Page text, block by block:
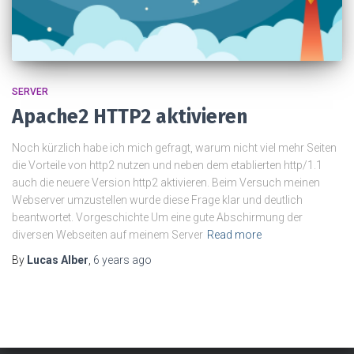
SERVER
Apache2 HTTP2 aktivieren
Noch kürzlich habe ich mich gefragt, warum nicht viel mehr Seiten
die Vorteile von http2 nutzen und neben dem etablierten http/1.1
auch die neuere Version http2 aktivieren. Beim Versuch meinen
Webserver umzustellen wurde diese Frage klar und deutlich
beantwortet. Vorgeschichte Um eine gute Abschirmung der
diversen Webseiten auf meinem Server Read more
By Lucas Alber 6 years ago